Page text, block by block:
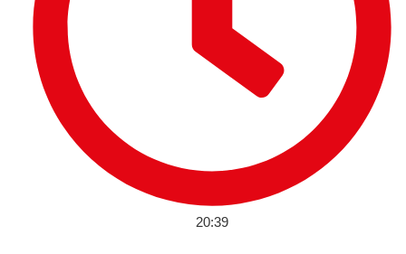
20:39